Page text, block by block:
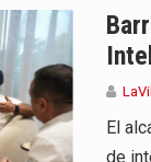
El
de